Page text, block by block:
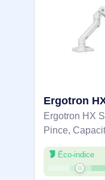
Ergotron HX
Pince,
kg, Taille
(49"),
(min): 75 x 75
Éco-indice